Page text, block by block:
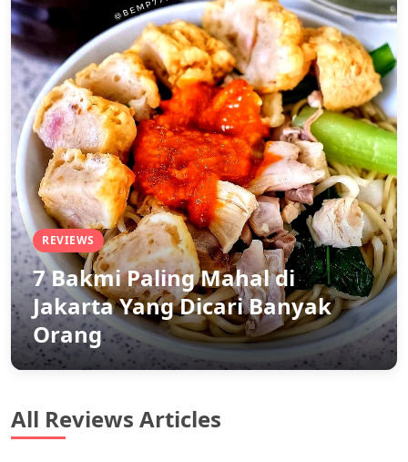
REVIEWS
7 Bakmi Paling Mahal di
Jakarta Yang Dicari Banyak
Orang
All Reviews Articles